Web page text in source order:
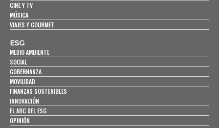
CINE Y TV
MÚSICA
VIAJES Y GOURMET
ESG
MEDIO AMBIENTE
SOCIAL
GOBERNANZA
MOVILIDAD
FINANZAS SOSTENIBLES
INNOVACIÓN
EL ABC DEL ESG
OPINIÓN